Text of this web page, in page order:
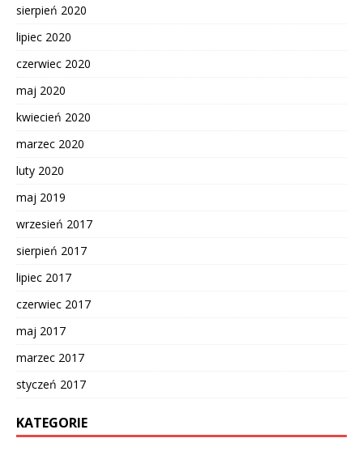
sierpień 2020
lipiec 2020
czerwiec 2020
maj 2020
kwiecień 2020
marzec 2020
luty 2020
maj 2019
wrzesień 2017
sierpień 2017
lipiec 2017
czerwiec 2017
maj 2017
marzec 2017
styczeń 2017
KATEGORIE